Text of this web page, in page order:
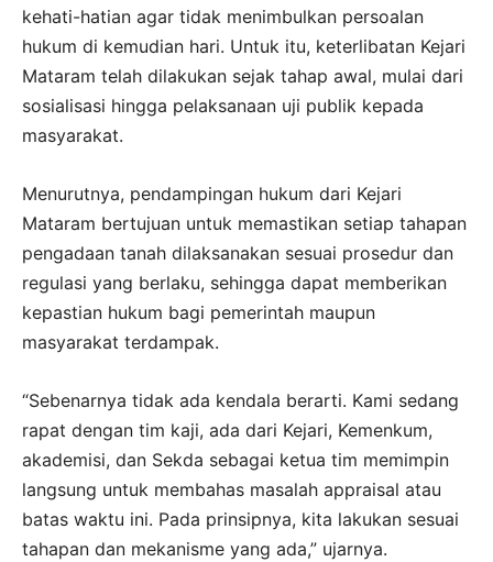
kehati-hatian agar tidak menimbulkan persoalan
hukum di kemudian hari. Untuk itu, keterlibatan Kejari
Mataram telah dilakukan sejak tahap awal, mulai dari
sosialisasi hingga pelaksanaan uji publik kepada
masyarakat.
Menurutnya, pendampingan hukum dari Kejari
Mataram bertujuan untuk memastikan setiap tahapan
pengadaan tanah dilaksanakan sesuai prosedur dan
regulasi yang berlaku, sehingga dapat memberikan
kepastian hukum bagi pemerintah maupun
masyarakat terdampak.
“Sebenarnya tidak ada kendala berarti. Kami sedang
rapat dengan tim kaji, ada dari Kejari, Kemenkum,
akademisi, dan Sekda sebagai ketua tim memimpin
langsung untuk membahas masalah appraisal atau
batas waktu ini. Pada prinsipnya, kita lakukan sesuai
tahapan dan mekanisme yang ada,” ujarnya.